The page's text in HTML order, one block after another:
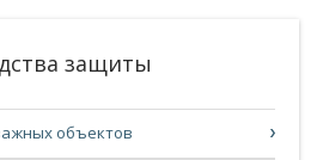
защиты
объектов